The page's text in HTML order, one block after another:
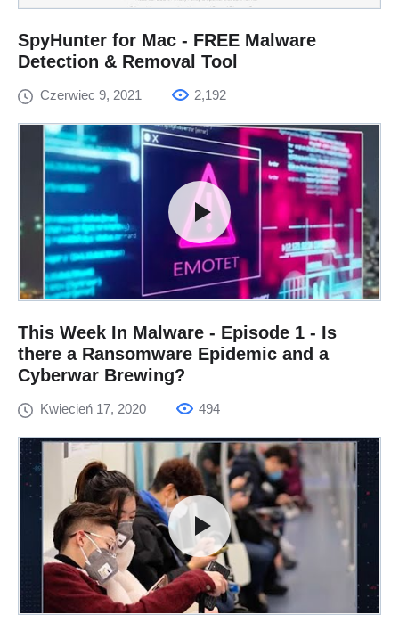
SpyHunter for Mac - FREE Malware
Detection & Removal Tool
Czerwiec 9, 2021 2,192
This Week In Malware - Episode 1 - Is
there a Ransomware Epidemic and a
Cyberwar Brewing?
Kwiecień 17, 2020 494